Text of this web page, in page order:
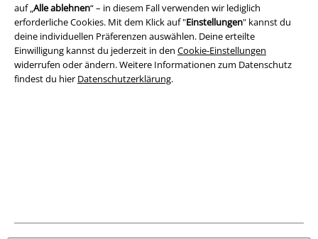
auf „Alle ablehnen“ – in diesem Fall verwenden wir lediglich
erforderliche Cookies. Mit dem Klick auf "Einstellungen" kannst du
deine individuellen Präferenzen auswählen. Deine erteilte
Einwilligung kannst du jederzeit in den Cookie-Einstellungen
widerrufen oder ändern. Weitere Informationen zum Datenschutz
findest du hier Datenschutzerklärung.
Rechtliches
AGB
Impressum